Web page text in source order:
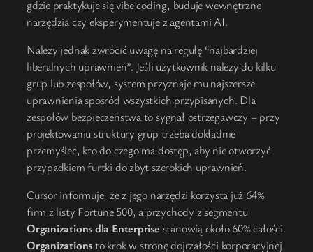
gdzie praktykuje się vibe coding, buduje wewnętrzne
narzędzia czy eksperymentuje z agentami AI.
Należy jednak zwrócić uwagę na regułę “najbardziej
liberalnych uprawnień”. Jeśli użytkownik należy do kilku
grup lub zespołów, system przyznaje mu najszersze
uprawnienia spośród wszystkich przypisanych. Dla
zespołów bezpieczeństwa to sygnał ostrzegawczy – przy
projektowaniu struktury grup trzeba dokładnie
przemyśleć, kto do czego ma dostęp, aby nie otworzyć
przypadkiem furtki do zbyt szerokich uprawnień.
Cursor informuje, że z jego narzędzi korzysta już 64%
firm z listy Fortune 500, a przychody z segmentu
Organizations dla Enterprise stanowią około 60% całości.
Organizationsto krok w stronę dojrzałości korporacyjnej